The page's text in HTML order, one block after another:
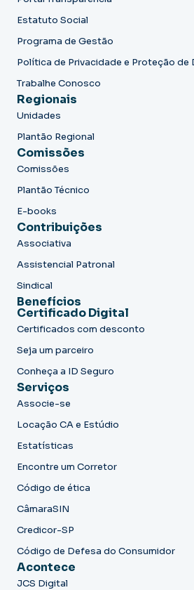
Estatuto Social
Programa de Gestão
Política de Privacidade e Proteção de
Trabalhe Conosco
Regionais
Unidades
Plantão Regional
Comissões
Comissões
Plantão Técnico
E-books
Contribuições
Associativa
Assistencial Patronal
Sindical
Benefícios
Certificado Digital
Certificados com desconto
Seja um parceiro
Conheça a ID Seguro
Serviços
Associe-se
Locação CA e Estúdio
Estatísticas
Encontre um Corretor
Código de ética
CâmaraSIN
Credicor-SP
Código de Defesa do Consumidor
Acontece
JCS Digital